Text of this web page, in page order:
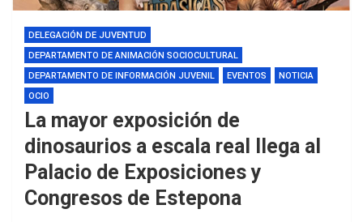
DELEGACIÓN DE JUVENTUD
DEPARTAMENTO DE ANIMACIÓN SOCIOCULTURAL
DEPARTAMENTO DE INFORMACIÓN JUVENIL
EVENTOS
NOTICIA
OCIO
La mayor exposición de
dinosaurios a escala real llega al
Palacio de Exposiciones y
Congresos de Estepona